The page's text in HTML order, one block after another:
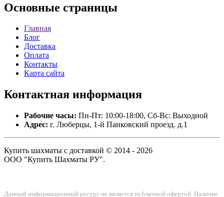
Основные страницы
Главная
Блог
Доставка
Оплата
Контакты
Карта сайта
Контактная информация
Рабочие часы: Пн-Пт: 10:00-18:00, Сб-Вс: Выходной
Адрес: г. Люберцы, 1-й Панковский проезд. д.1
Купить шахматы с доставкой © 2014 - 2026
ООО "Купить Шахматы РУ".
Данный информационный ресурс не является публичной офертой. Наличие